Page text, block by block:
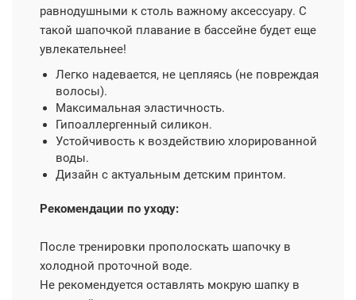
равнодушными к столь важному аксессуару. С
такой шапочкой плавание в бассейне будет еще
увлекательнее!
Легко надевается, не цепляясь (не повреждая
волосы).
Максимальная эластичность.
Гипоаллергенный силикон.
Устойчивость к воздействию хлорированной
воды.
Дизайн с актуальным детским принтом.
Рекомендации по уходу:
После тренировки прополоскать шапочку в
холодной проточной воде.
Не рекомендуется оставлять мокрую шапку в